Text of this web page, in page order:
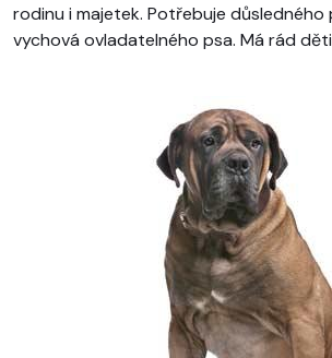
rodinu i majetek. Potřebuje důsledného
vychová ovladatelného psa. Má rád